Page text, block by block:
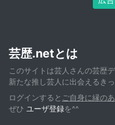
芸歴.netとは
このサイトは芸人さんの芸歴
新たな推し芸人に出会えるき
ログインすると ご自身に縁の
ぜひ ユーザ登録を^^